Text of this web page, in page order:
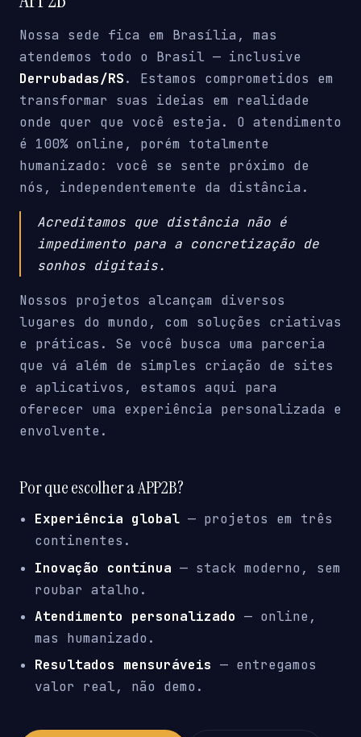
Nossa sede fica em Brasília, mas
atendemos todo o Brasil — inclusive
Derrubadas/RS. Estamos comprometidos em
transformar suas ideias em realidade
onde quer que você esteja. O atendimento
é 100% online, porém totalmente
humanizado: você se sente próximo de
nós, independentemente da distância.
Acreditamos que distância não é
impedimento para a concretização de
sonhos digitais.
Nossos projetos alcançam diversos
lugares do mundo, com soluções criativas
e práticas. Se você busca uma parceria
que vá além de simples criação de sites
e aplicativos, estamos aqui para
oferecer uma experiência personalizada e
envolvente.
Por que escolher a APP2B?
Experiência global — projetos em três
continentes.
Inovação contínua — stack moderno, sem
roubar atalho.
Atendimento personalizado — online,
mas humanizado.
Resultados mensuráveis — entregamos
valor real, não demo.